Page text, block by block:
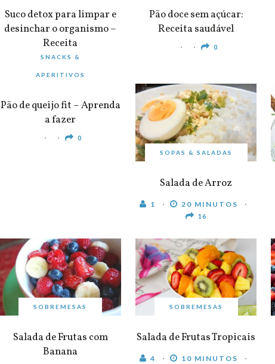
Suco detox para limpar e
desinchar o organismo –
Receita
0
Pão doce sem açúcar:
Receita saudável
0
SNACKS &
APERITIVOS
Pão de queijo fit – Aprenda
a fazer
0
SOPAS & SALADAS
Salada de Arroz
1 20 MINUTOS
16
SOBREMESAS
Salada de Frutas com
Banana
SOBREMESAS
Salada de Frutas Tropicais
4 10 MINUTOS